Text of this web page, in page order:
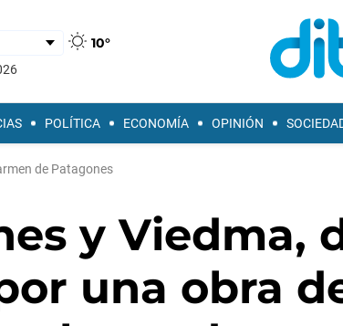
10°
POLÍTICA ECONOMÍA OPINIÓN
de Patagones
y Viedma,
una obra